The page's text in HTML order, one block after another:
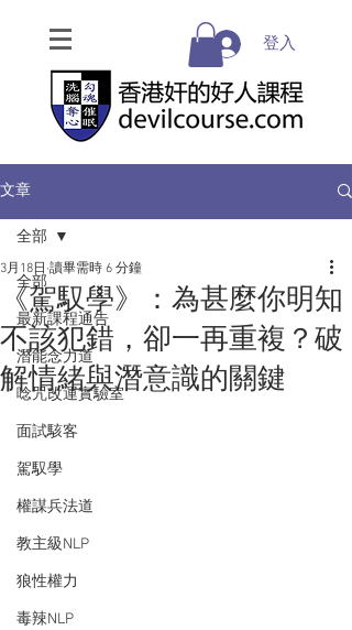
登入
文章
全部
最新課程通告
潛能念力道
唸咒改運實驗室
面試駭客
駕馭學
權謀兵法道
教主級NLP
狼性權力
毒辣NLP
全部
《駕馭學》：為甚麼你明知
不該犯錯，卻一再重複？破
解情緒與潛意識的關鍵
3月18日 讀畢需時 6 分鐘